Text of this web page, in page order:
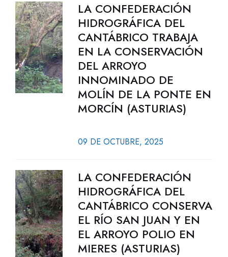
LA CONFEDERACIÓN
HIDROGRÁFICA DEL
CANTÁBRICO TRABAJA
EN LA CONSERVACIÓN
DEL ARROYO
INNOMINADO DE
MOLÍN DE LA PONTE EN
MORCÍN (ASTURIAS)
09 DE OCTUBRE, 2025
LA CONFEDERACIÓN
HIDROGRÁFICA DEL
CANTÁBRICO CONSERVA
EL RÍO SAN JUAN Y EN
EL ARROYO POLIO EN
MIERES (ASTURIAS)